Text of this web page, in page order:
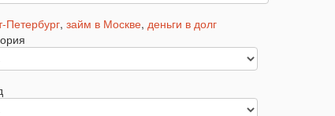
Петербург, займ в Москве, деньги в долг